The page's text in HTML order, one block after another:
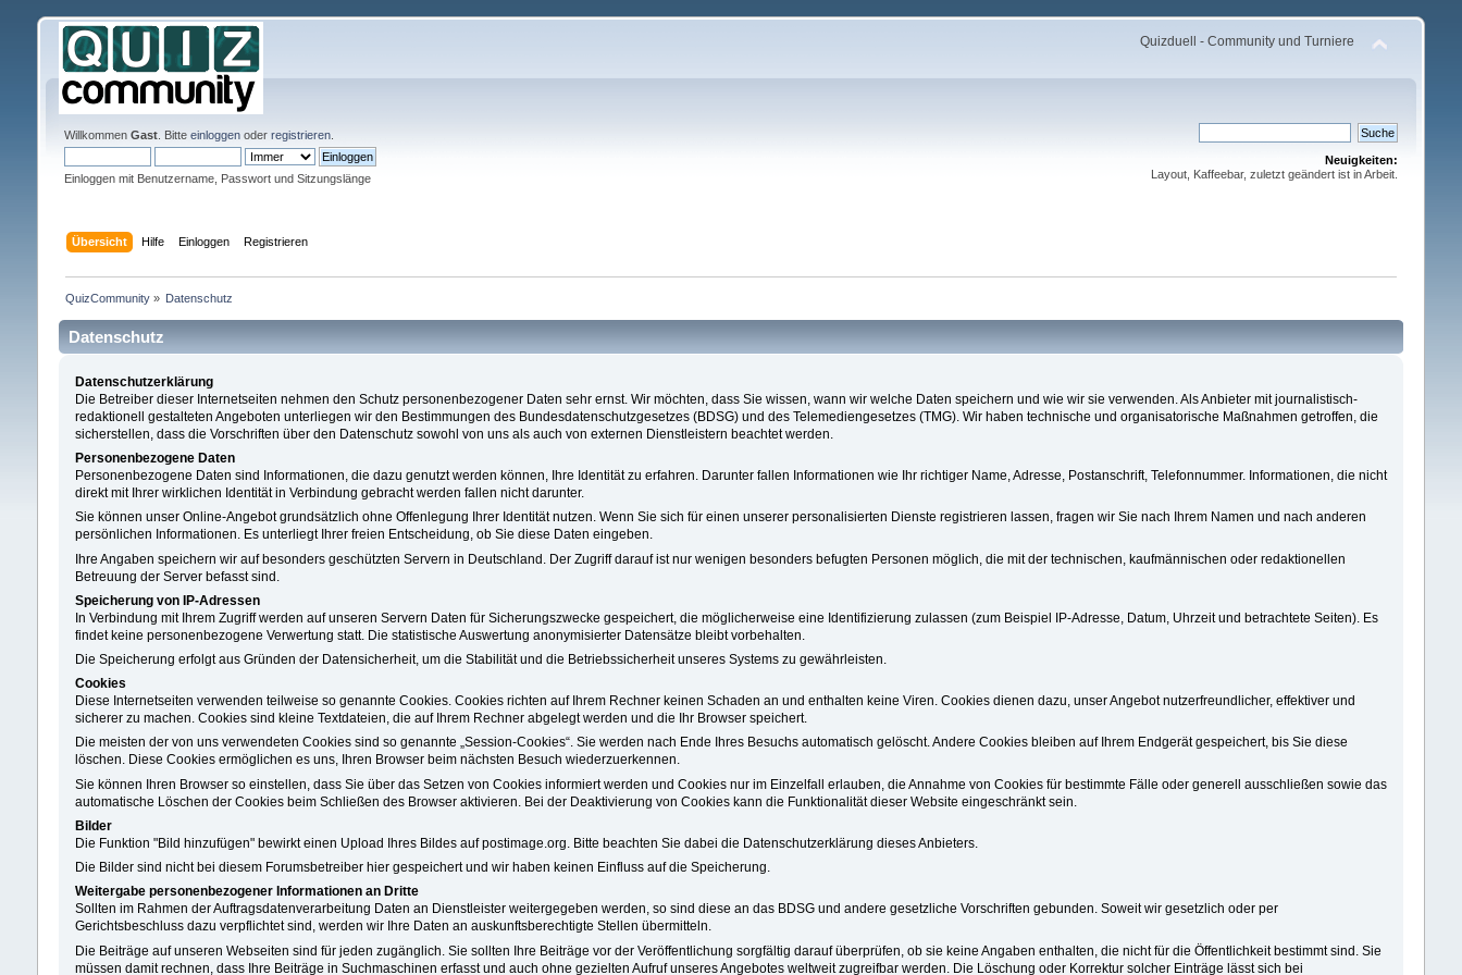
Quizduell - Community und Turniere
Willkommen Gast. Bitte einloggenoder registrieren.
Einloggen mit Benutzername, Passwort und Sitzungslänge
Neuigkeiten:
Layout, Kaffeebar, zuletzt geändert ist in Arbeit.
Übersicht Hilfe Einloggen Registrieren
QuizCommunity» Datenschutz
Datenschutz
Datenschutzerklärung
Die Betreiber dieser Internetseiten nehmen den Schutz personenbezogener Daten sehr ernst. Wir möchten, dass Sie wissen, wann wir welche Daten speichern und wie wir sie verwenden. Als Anbieter mit journalistisch-
redaktionell gestalteten Angeboten unterliegen wir den Bestimmungen des Bundesdatenschutzgesetzes (BDSG) und des Telemediengesetzes (TMG). Wir haben technische und organisatorische Maßnahmen getroffen, die
sicherstellen, dass die Vorschriften über den Datenschutz sowohl von uns als auch von externen Dienstleistern beachtet werden.
Personenbezogene Daten
Personenbezogene Daten sind Informationen, die dazu genutzt werden können, Ihre Identität zu erfahren. Darunter fallen Informationen wie Ihr richtiger Name, Adresse, Postanschrift, Telefonnummer. Informationen, die nicht
direkt mit Ihrer wirklichen Identität in Verbindung gebracht werden fallen nicht darunter.
Sie können unser Online-Angebot grundsätzlich ohne Offenlegung Ihrer Identität nutzen. Wenn Sie sich für einen unserer personalisierten Dienste registrieren lassen, fragen wir Sie nach Ihrem Namen und nach anderen
persönlichen Informationen. Es unterliegt Ihrer freien Entscheidung, ob Sie diese Daten eingeben.
Ihre Angaben speichern wir auf besonders geschützten Servern in Deutschland. Der Zugriff darauf ist nur wenigen besonders befugten Personen möglich, die mit der technischen, kaufmännischen oder redaktionellen
Betreuung der Server befasst sind.
Speicherung von IP-Adressen
In Verbindung mit Ihrem Zugriff werden auf unseren Servern Daten für Sicherungszwecke gespeichert, die möglicherweise eine Identifizierung zulassen (zum Beispiel IP-Adresse, Datum, Uhrzeit und betrachtete Seiten). Es
findet keine personenbezogene Verwertung statt. Die statistische Auswertung anonymisierter Datensätze bleibt vorbehalten.
Die Speicherung erfolgt aus Gründen der Datensicherheit, um die Stabilität und die Betriebssicherheit unseres Systems zu gewährleisten.
Cookies
Diese Internetseiten verwenden teilweise so genannte Cookies. Cookies richten auf Ihrem Rechner keinen Schaden an und enthalten keine Viren. Cookies dienen dazu, unser Angebot nutzerfreundlicher, effektiver und
sicherer zu machen. Cookies sind kleine Textdateien, die auf Ihrem Rechner abgelegt werden und die Ihr Browser speichert.
Die meisten der von uns verwendeten Cookies sind so genannte „Session-Cookies“. Sie werden nach Ende Ihres Besuchs automatisch gelöscht. Andere Cookies bleiben auf Ihrem Endgerät gespeichert, bis Sie diese
löschen. Diese Cookies ermöglichen es uns, Ihren Browser beim nächsten Besuch wiederzuerkennen.
Sie können Ihren Browser so einstellen, dass Sie über das Setzen von Cookies informiert werden und Cookies nur im Einzelfall erlauben, die Annahme von Cookies für bestimmte Fälle oder generell ausschließen sowie das
automatische Löschen der Cookies beim Schließen des Browser aktivieren. Bei der Deaktivierung von Cookies kann die Funktionalität dieser Website eingeschränkt sein.
Bilder
Die Funktion "Bild hinzufügen" bewirkt einen Upload Ihres Bildes auf postimage.org. Bitte beachten Sie dabei die Datenschutzerklärung dieses Anbieters.
Die Bilder sind nicht bei diesem Forumsbetreiber hier gespeichert und wir haben keinen Einfluss auf die Speicherung.
Weitergabe personenbezogener Informationen an Dritte
Sollten im Rahmen der Auftragsdatenverarbeitung Daten an Dienstleister weitergegeben werden, so sind diese an das BDSG und andere gesetzliche Vorschriften gebunden. Soweit wir gesetzlich oder per
Gerichtsbeschluss dazu verpflichtet sind, werden wir Ihre Daten an auskunftsberechtigte Stellen übermitteln.
Die Beiträge auf unseren Webseiten sind für jeden zugänglich. Sie sollten Ihre Beiträge vor der Veröffentlichung sorgfältig darauf überprüfen, ob sie keine Angaben enthalten, die nicht für die Öffentlichkeit bestimmt sind. Sie
müssen damit rechnen, dass Ihre Beiträge in Suchmaschinen erfasst und auch ohne gezielten Aufruf unseres Angebotes weltweit zugreifbar werden. Die Löschung oder Korrektur solcher Einträge lässt sich bei